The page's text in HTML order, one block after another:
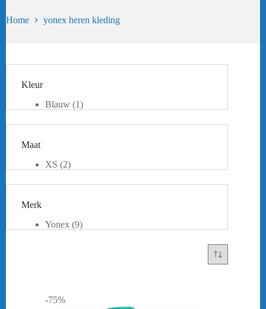
Home yonex heren kleding
-75%
Kleur
Blauw (1)
Grijs (3)
Zilver (1)
Maat
XS (2)
M (5)
Merk
Yonex (9)